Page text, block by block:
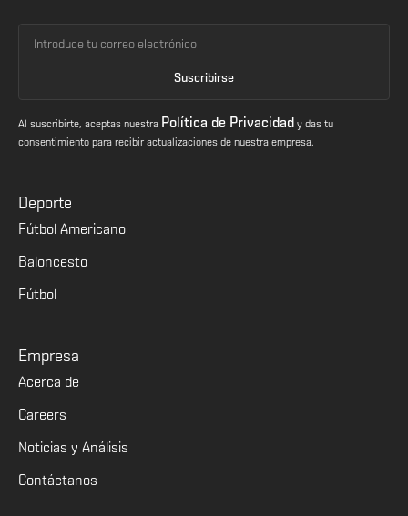
Al suscribirte, aceptas nuestra Política de Privacidad y das tu
consentimiento para recibir actualizaciones de nuestra empresa.
Deporte
Fútbol Americano
Baloncesto
Fútbol
Empresa
Acerca de
Careers
Noticias y Análisis
Contáctanos